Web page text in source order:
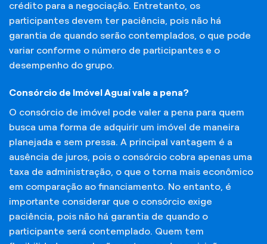
crédito para a negociação. Entretanto, os
participantes devem ter paciência, pois não há
garantia de quando serão contemplados, o que pode
variar conforme o número de participantes e o
desempenho do grupo.
Consórcio de Imóvel Aguaí vale a pena?
O consórcio de imóvel pode valer a pena para quem
busca uma forma de adquirir um imóvel de maneira
planejada e sem pressa. A principal vantagem é a
ausência de juros, pois o consórcio cobra apenas uma
taxa de administração, o que o torna mais econômico
em comparação ao financiamento. No entanto, é
importante considerar que o consórcio exige
paciência, pois não há garantia de quando o
participante será contemplado. Quem tem